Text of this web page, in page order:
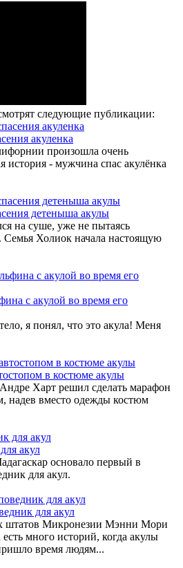
следующие публикации:
акуленка
произошла очень
история - мужчина спас акулёнка
детеныша акулы
на суше, уже не пытаясь
Семья Холиок начала настоящую
с акулой во время его
я понял, что это акула! Меня
в костюме акулы
Харт решил сделать марафон
надев вместо одежды костюм
акул
основало первый в
для акул.
для акул
штатов Микронезии Мэнни Мори
много историй, когда акулы
время людям...